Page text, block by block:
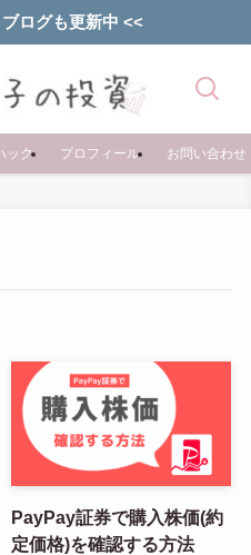
ログも更新中 <<
ック プロフィール お問い合わせ
PayPay証券で購入株価(約
定価格)を確認する方法